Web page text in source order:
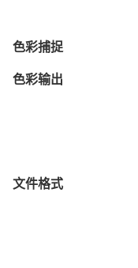
色彩捕捉
色彩输出
文件格式